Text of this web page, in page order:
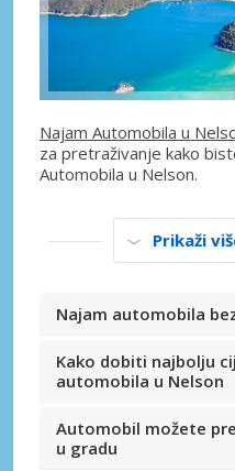
Najam Automobila u
za pretraživanje kako
Automobila u Nelson.
Prikaži
Najam automobila
Kako dobiti najbolju
automobila u Nelson
Automobil možete
u gradu